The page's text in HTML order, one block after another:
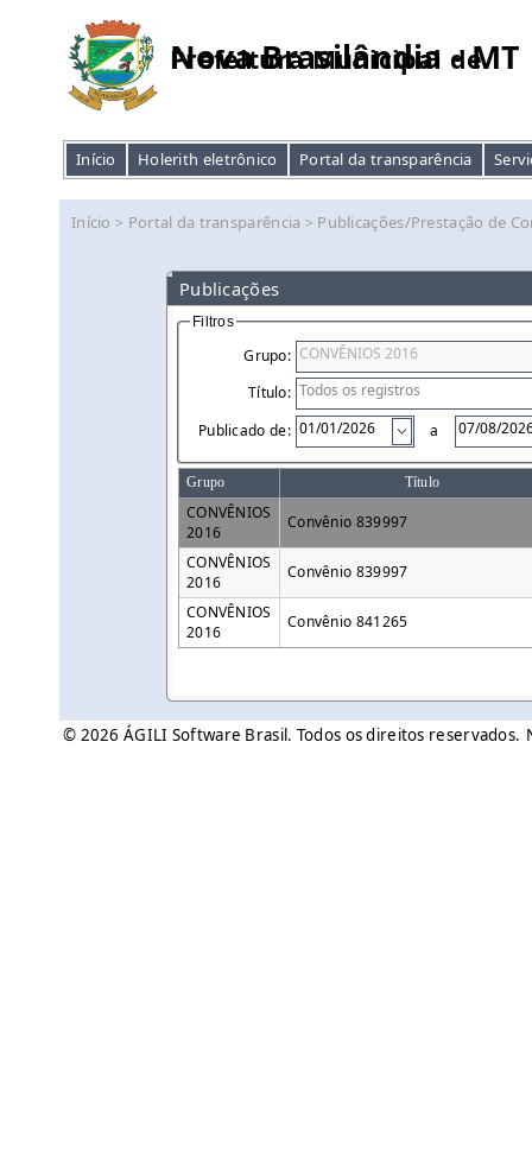
Prefeitura Municipal de
Nova Brasilândia - MT
Início Holerith eletrônico Portal da transparência
Início > Portal da transparência > Publicações/Prestação de
Publicações
Filtros
Grupo:
Título:
Publicado de:
a
Grupo Título
CONVÊNIOS
2016
Convênio 839997
CONVÊNIOS
2016
Convênio 839997
CONVÊNIOS
2016
Convênio 841265
© 2026 ÁGILI Software Brasil. Todos os direitos reservados.